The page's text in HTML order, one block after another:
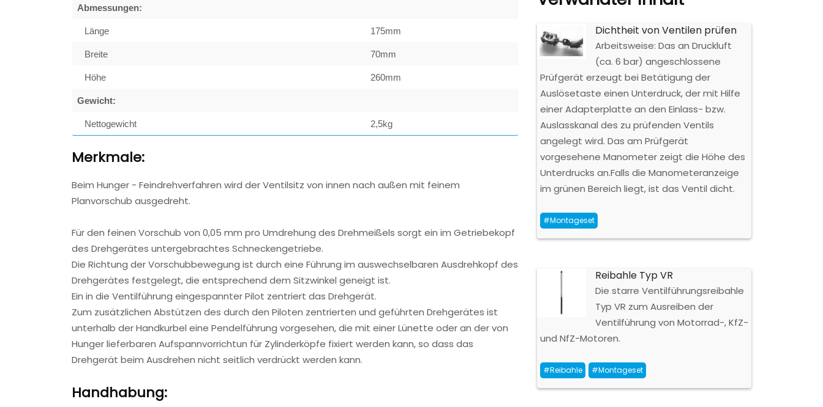
Abmessungen:
Länge 175mm
Breite 70mm
Höhe 260mm
Gewicht:
Nettogewicht 2,5kg
Merkmale:
Beim Hunger - Feindrehverfahren wird der Ventilsitz von innen nach außen mit feinem
Planvorschub ausgedreht.
Für den feinen Vorschub von 0,05 mm pro Umdrehung des Drehmeißels sorgt ein im Getriebekopf
des Drehgerätes untergebrachtes Schneckengetriebe.
Die Richtung der Vorschubbewegung ist durch eine Führung im auswechselbaren Ausdrehkopf des
Drehgerätes festgelegt, die entsprechend dem Sitzwinkel geneigt ist.
Ein in die Ventilführung eingespannter Pilot zentriert das Drehgerät.
Zum zusätzlichen Abstützen des durch den Piloten zentrierten und geführten Drehgerätes ist
unterhalb der Handkurbel eine Pendelführung vorgesehen, die mit einer Lünette oder an der von
Hunger lieferbaren Aufspannvorrichtun für Zylinderköpfe fixiert werden kann, so dass das
Drehgerät beim Ausdrehen nicht seitlich verdrückt werden kann.
Handhabung:
Dichtheit von Ventilen prüfen
Arbeitsweise: Das an Druckluft
(ca. 6 bar) angeschlossene
Prüfgerät erzeugt bei Betätigung der
Auslösetaste einen Unterdruck, der mit Hilfe
einer Adapterplatte an den Einlass- bzw.
Auslasskanal des zu prüfenden Ventils
angelegt wird. Das am Prüfgerät
vorgesehene Manometer zeigt die Höhe des
Unterdrucks an.Falls die Manometeranzeige
im grünen Bereich liegt, ist das Ventil dicht.
#Montageset
Reibahle Typ VR
Die starre Ventilführungsreibahle
Typ VR zum Ausreiben der
Ventilführung von Motorrad-, KfZ-
und NfZ-Motoren.
#Reibahle #Montageset